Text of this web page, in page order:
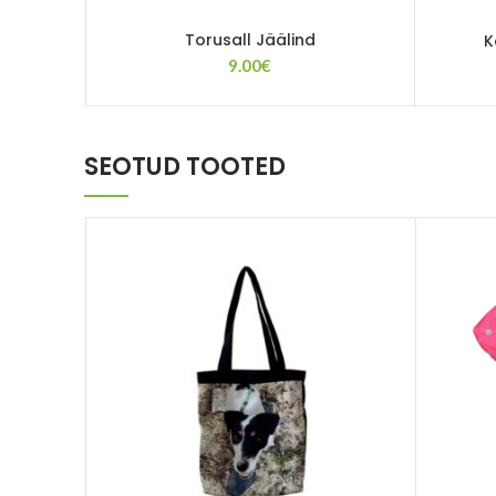
Torusall Jäälind
9.00€
SEOTUD TOOTED